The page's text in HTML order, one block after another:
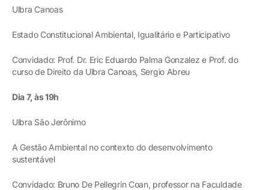
Ulbra Canoas
Estado Constitucional Ambiental, Igualitário e Participativo
Convidado: Prof. Dr. Eric Eduardo Palma Gonzalez e Prof. do
curso de Direito da Ulbra Canoas, Sergio Abreu
Dia 7, às 19h
Ulbra São Jerônimo
A Gestão Ambiental no contexto do desenvolvimento
sustentável
Convidado: Bruno De Pellegrin Coan, professor na Faculdade